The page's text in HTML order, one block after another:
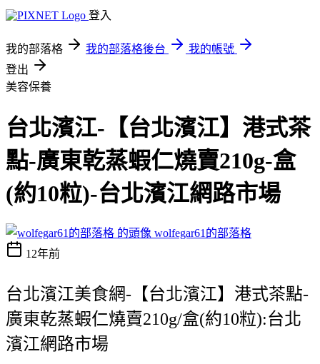
登入
我的部落格 我的部落格後台
我的帳號
登出
美容保養
台北濱江-【台北濱江】港式茶
點-廣東乾蒸蝦仁燒賣210g-盒
(約10粒)-台北濱江網路市場
wolfegar61的部落格
12年前
台北濱江美食網-【台北濱江】港式茶點-
廣東乾蒸蝦仁燒賣210g/盒(約10粒):台北
濱江網路市場